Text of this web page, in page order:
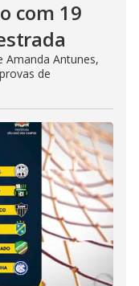
com 19
Amanda Antunes,
de